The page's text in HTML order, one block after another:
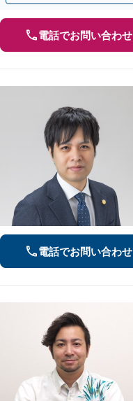
電話でお問い合わせ
電話でお問い合わせ